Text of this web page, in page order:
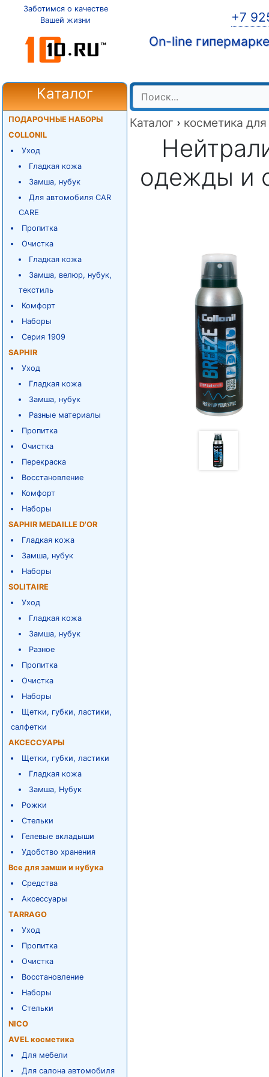
Заботимся о качестве
Вашей жизни
+7
On-line
Каталог
ПОДАРОЧНЫЕ НАБОРЫ
COLLONIL
Уход
Гладкая кожа
Замша, нубук
Для автомобиля CAR
CARE
Пропитка
Очистка
Гладкая кожа
Замша, велюр, нубук,
текстиль
Комфорт
Наборы
Серия 1909
SAPHIR
Уход
Гладкая кожа
Замша, нубук
Разные материалы
Пропитка
Очистка
Перекраска
Восстановление
Комфорт
Наборы
SAPHIR MEDAILLE D'OR
Гладкая кожа
Замша, нубук
Наборы
SOLITAIRE
Уход
Гладкая кожа
Замша, нубук
Разное
Пропитка
Очистка
Наборы
Щетки, губки, ластики,
салфетки
АКСЕССУАРЫ
Щетки, губки, ластики
Гладкая кожа
Замша, Нубук
Рожки
Стельки
Гелевые вкладыши
Удобство хранения
Все для замши и нубука
Средства
Аксессуары
TARRAGO
Уход
Пропитка
Очистка
Восстановление
Наборы
Стельки
NICO
AVEL косметика
Для мебели
Для салона автомобиля
Каталог › косметика
одежды и